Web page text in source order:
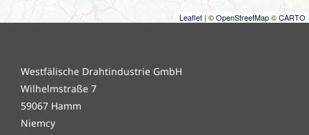
Leaflet | ©OpenStreetMap©CARTO
Westfälische Drahtindustrie GmbH
Wilhelmstraße 7
59067 Hamm
Niemcy